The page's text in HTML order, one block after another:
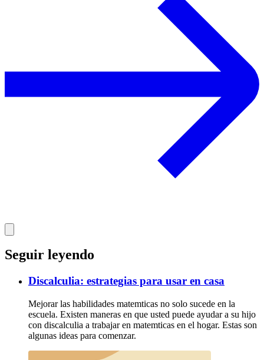
Seguir leyendo
Discalculia: estrategias para usar en casa
Mejorar las habilidades matemticas no solo sucede en la
escuela. Existen maneras en que usted puede ayudar a su hijo
con discalculia a trabajar en matemticas en el hogar. Estas son
algunas ideas para comenzar.